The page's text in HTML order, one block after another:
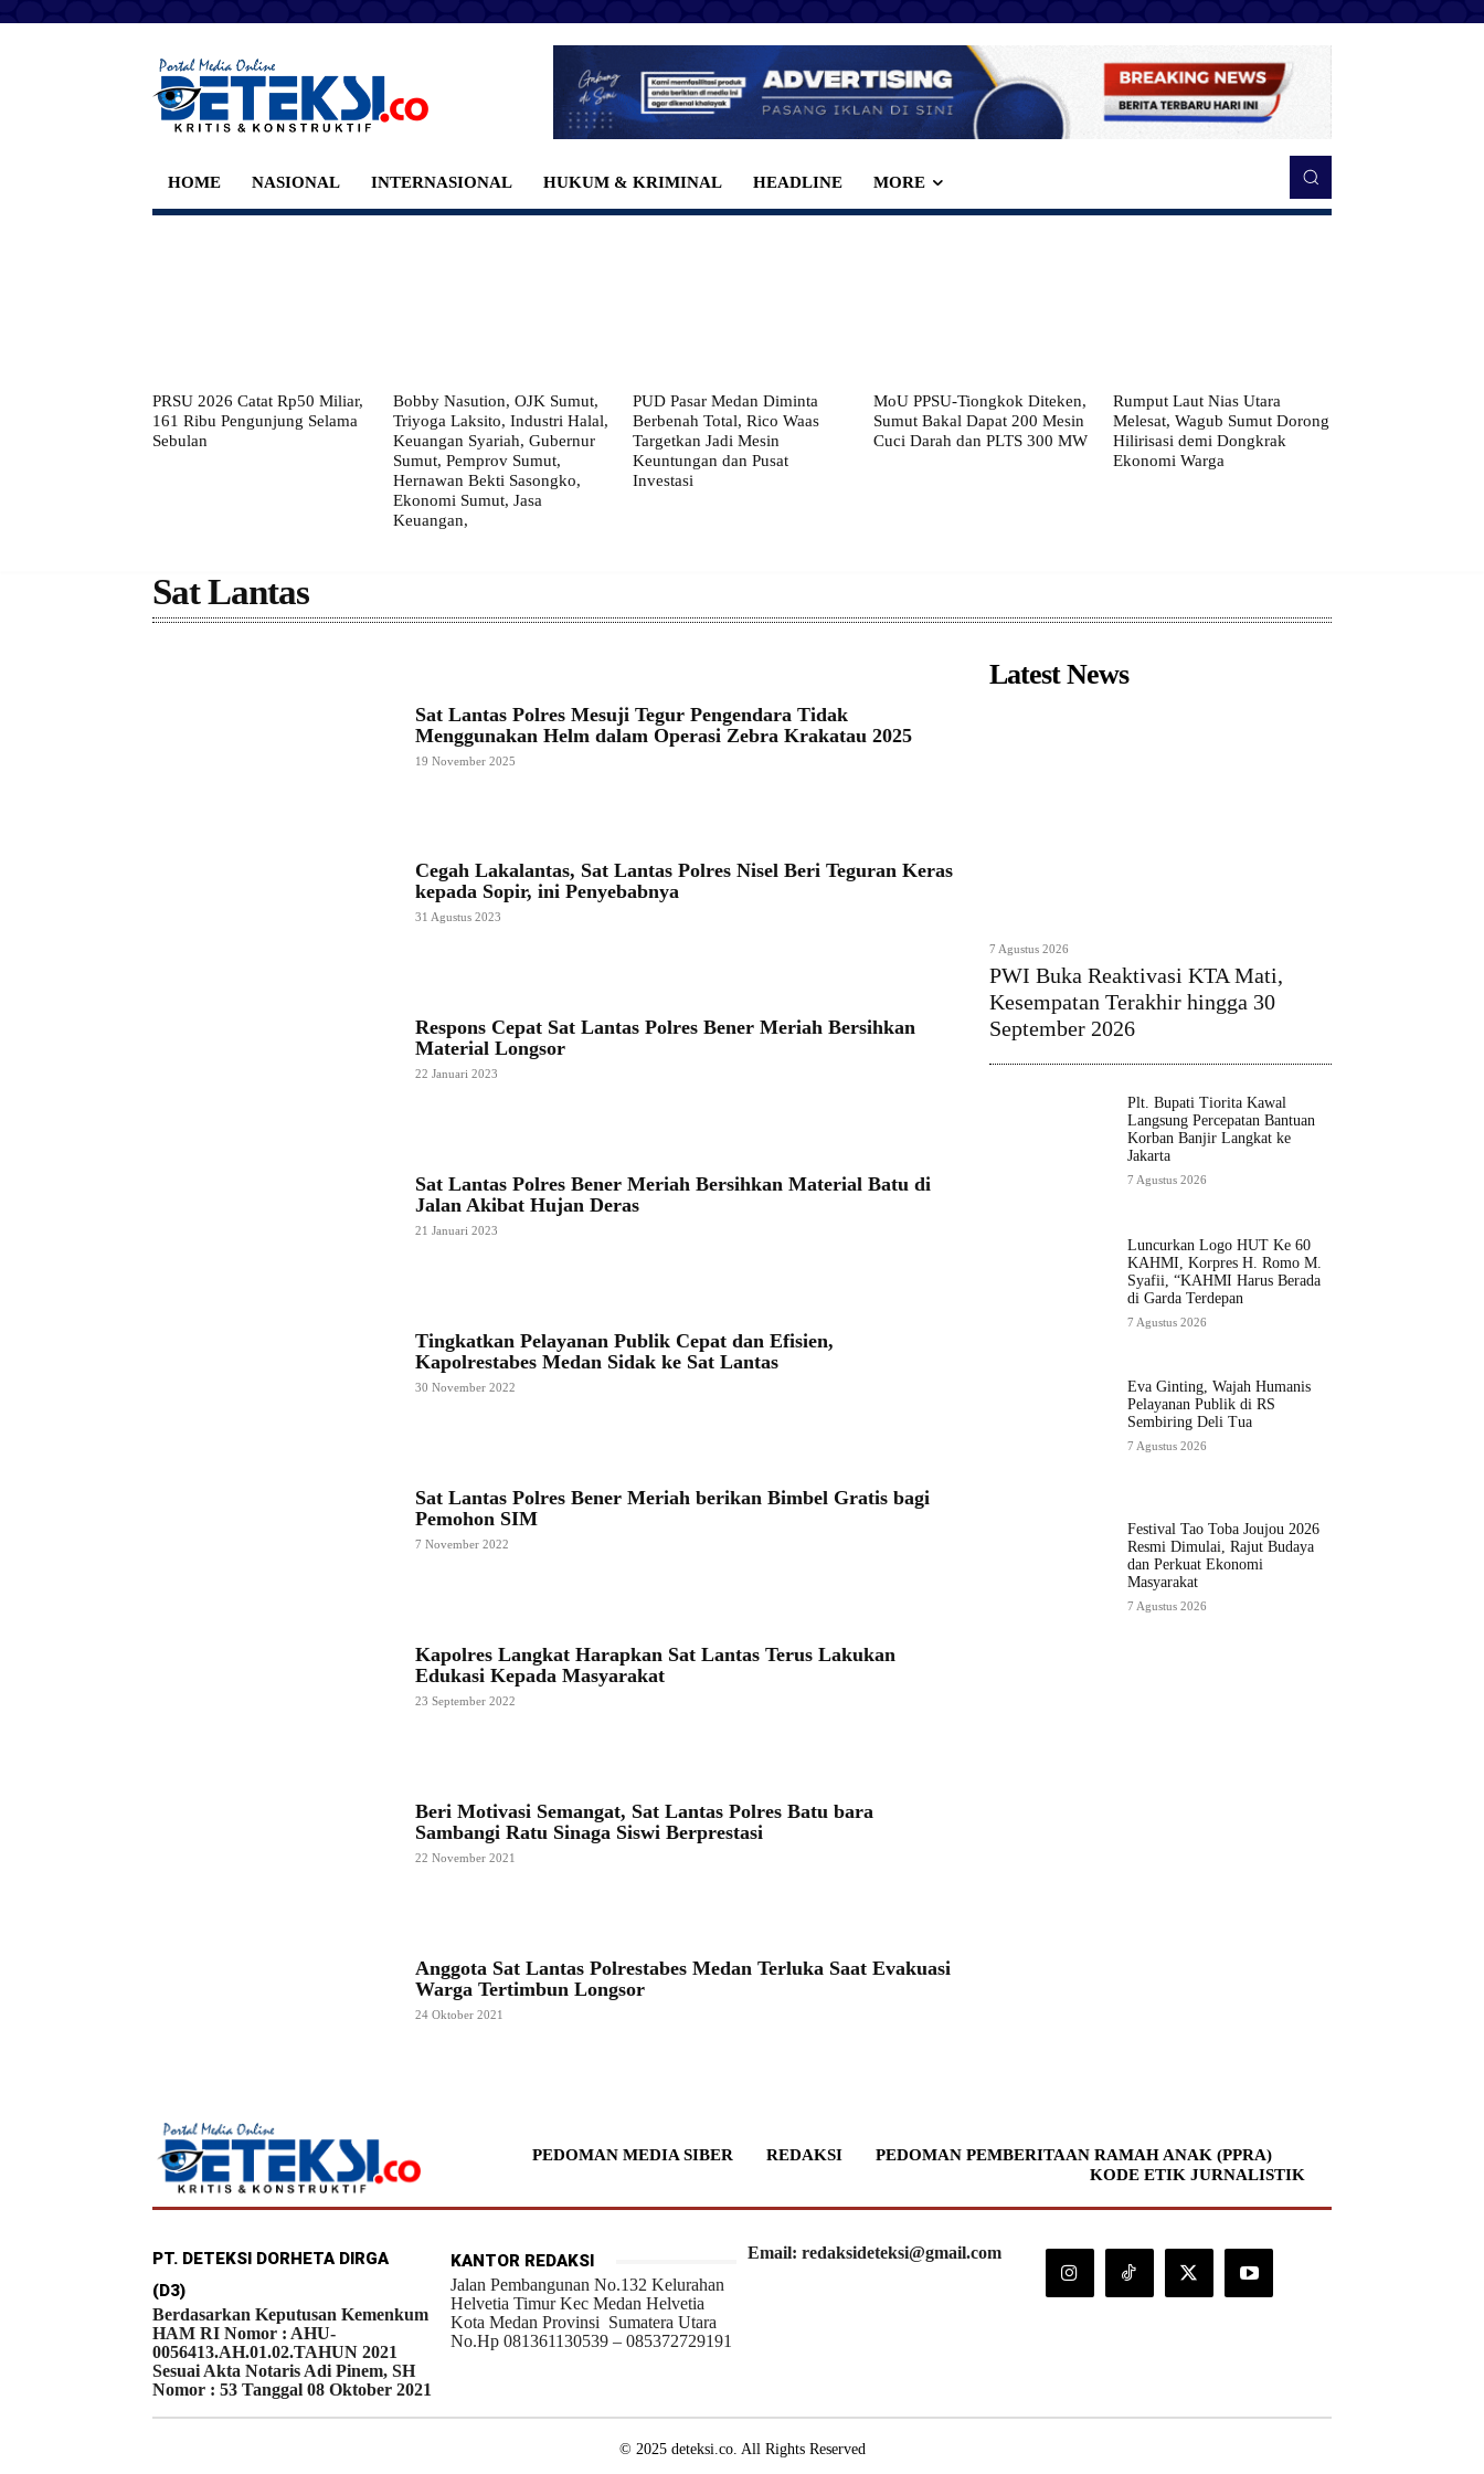
HOME NASIONAL INTERNASIONAL HUKUM & KRIMINAL HEADLINE MORE
PRSU 2026 Catat Rp50 Miliar,
161 Ribu Pengunjung Selama
Sebulan
Bobby Nasution, OJK Sumut,
Triyoga Laksito, Industri Halal,
Keuangan Syariah, Gubernur
Sumut, Pemprov Sumut,
Hernawan Bekti Sasongko,
Ekonomi Sumut, Jasa
Keuangan,
PUD Pasar Medan Diminta
Berbenah Total, Rico Waas
Targetkan Jadi Mesin
Keuntungan dan Pusat
Investasi
MoU PPSU-Tiongkok Diteken,
Sumut Bakal Dapat 200 Mesin
Cuci Darah dan PLTS 300 MW
Rumput Laut Nias Utara
Melesat, Wagub Sumut Dorong
Hilirisasi demi Dongkrak
Ekonomi Warga
Sat Lantas
Sat Lantas Polres Mesuji Tegur Pengendara Tidak
Menggunakan Helm dalam Operasi Zebra Krakatau 2025
19 November 2025
Cegah Lakalantas, Sat Lantas Polres Nisel Beri Teguran Keras
kepada Sopir, ini Penyebabnya
31 Agustus 2023
Respons Cepat Sat Lantas Polres Bener Meriah Bersihkan
Material Longsor
22 Januari 2023
Sat Lantas Polres Bener Meriah Bersihkan Material Batu di
Jalan Akibat Hujan Deras
21 Januari 2023
Tingkatkan Pelayanan Publik Cepat dan Efisien,
Kapolrestabes Medan Sidak ke Sat Lantas
30 November 2022
Sat Lantas Polres Bener Meriah berikan Bimbel Gratis bagi
Pemohon SIM
7 November 2022
Kapolres Langkat Harapkan Sat Lantas Terus Lakukan
Edukasi Kepada Masyarakat
23 September 2022
Beri Motivasi Semangat, Sat Lantas Polres Batu bara
Sambangi Ratu Sinaga Siswi Berprestasi
22 November 2021
Anggota Sat Lantas Polrestabes Medan Terluka Saat Evakuasi
Warga Tertimbun Longsor
24 Oktober 2021
Latest News
7 Agustus 2026
PWI Buka Reaktivasi KTA Mati,
Kesempatan Terakhir hingga 30
September 2026
Plt. Bupati Tiorita Kawal
Langsung Percepatan Bantuan
Korban Banjir Langkat ke
Jakarta
7 Agustus 2026
Luncurkan Logo HUT Ke 60
KAHMI, Korpres H. Romo M.
Syafii, “KAHMI Harus Berada
di Garda Terdepan
7 Agustus 2026
Eva Ginting, Wajah Humanis
Pelayanan Publik di RS
Sembiring Deli Tua
7 Agustus 2026
Festival Tao Toba Joujou 2026
Resmi Dimulai, Rajut Budaya
dan Perkuat Ekonomi
Masyarakat
7 Agustus 2026
PEDOMAN MEDIA SIBER REDAKSI
PEDOMAN PEMBERITAAN RAMAH ANAK (PPRA)
KODE ETIK JURNALISTIK
PT. DETEKSI DORHETA DIRGA
(D3)
Berdasarkan Keputusan Kemenkum
HAM RI Nomor : AHU-
0056413.AH.01.02.TAHUN 2021
Sesuai Akta Notaris Adi Pinem, SH
Nomor : 53 Tanggal 08 Oktober 2021
KANTOR REDAKSI
Jalan Pembangunan No.132 Kelurahan
Helvetia Timur Kec Medan Helvetia
Kota Medan Provinsi Sumatera Utara
No.Hp 081361130539 – 085372729191
Email: redaksideteksi@gmail.com
© 2025 deteksi.co. All Rights Reserved